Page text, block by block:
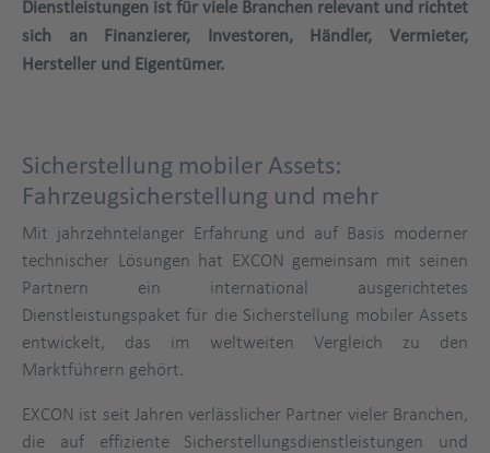
Dienstleistungen ist für viele Branchen relevant und richtet
sich an Finanzierer, Investoren, Händler, Vermieter,
Hersteller und Eigentümer.
Sicherstellung mobiler Assets:
Fahrzeugsicherstellung und mehr
Mit jahrzehntelanger Erfahrung und auf Basis moderner
technischer Lösungen hat EXCON gemeinsam mit seinen
Partnern ein international ausgerichtetes
Dienstleistungspaket für die Sicherstellung mobiler Assets
entwickelt, das im weltweiten Vergleich zu den
Marktführern gehört.
EXCON ist seit Jahren verlässlicher Partner vieler Branchen,
die auf effiziente Sicherstellungsdienstleistungen und